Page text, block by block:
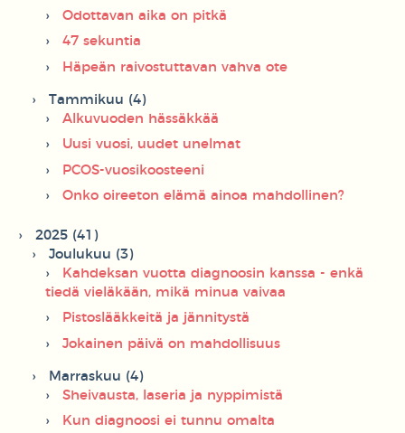
Odottavan aika on pitkä
47 sekuntia
Häpeän raivostuttavan vahva ote
Tammikuu (4)
Alkuvuoden hässäkkää
Uusi vuosi, uudet unelmat
PCOS-vuosikoosteeni
Onko oireeton elämä ainoa mahdollinen?
2025 (41)
Joulukuu (3)
Kahdeksan vuotta diagnoosin kanssa - enkä
tiedä vieläkään, mikä minua vaivaa
Pistoslääkkeitä ja jännitystä
Jokainen päivä on mahdollisuus
Marraskuu (4)
Sheivausta, laseria ja nyppimistä
Kun diagnoosi ei tunnu omalta